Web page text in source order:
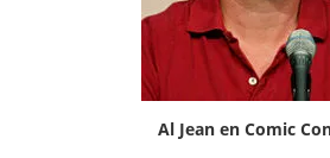
Al Jean en Comic